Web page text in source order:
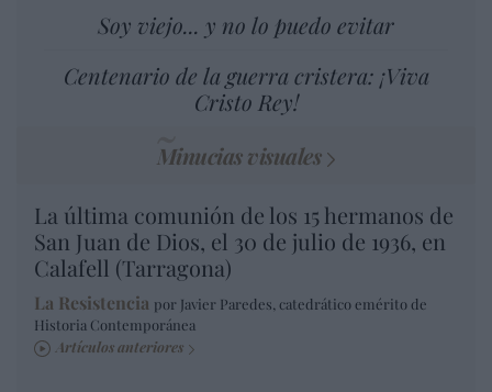
Soy viejo... y no lo puedo evitar
Centenario de la guerra cristera: ¡Viva
Cristo Rey!
Minucias visuales
La última comunión de los 15 hermanos de
San Juan de Dios, el 30 de julio de 1936, en
Calafell (Tarragona)
La Resistencia por Javier Paredes, catedrático emérito de
Historia Contemporánea
Artículos anteriores